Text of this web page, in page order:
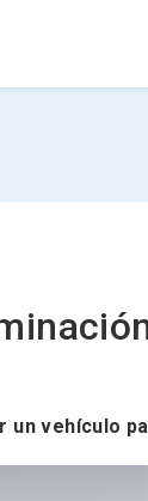
vehículo